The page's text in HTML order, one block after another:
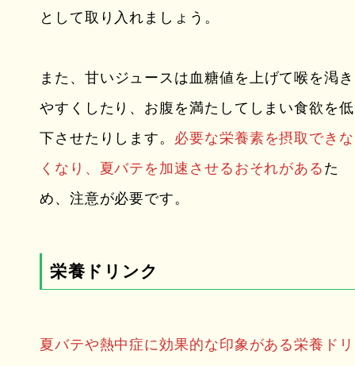
として取り入れましょう。
また、 甘いジュースは血糖値を上げて喉を渇き
やすくしたり、お腹を満たしてしまい食欲を低
下させたりします 。 必要な栄養素を摂取できな
くなり、夏バテを加速させるおそれがある た
め、注意が必要です。
栄養ドリンク
夏バテや熱中症に効果的な印象がある栄養ドリ